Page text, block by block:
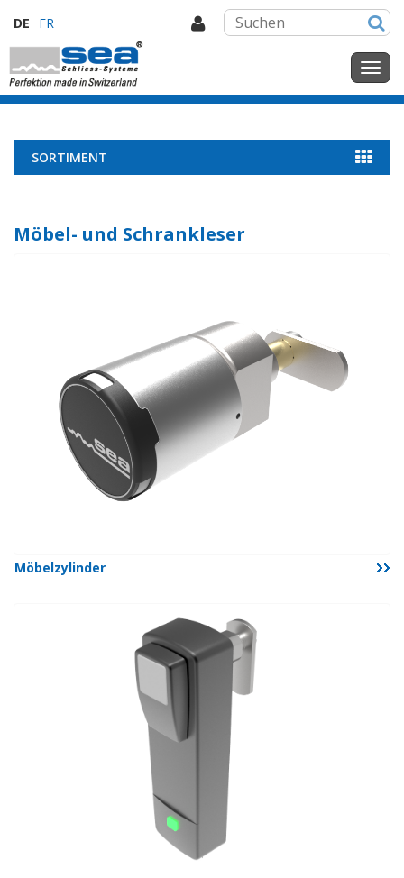
DE FR
SORTIMENT
Möbel- und Schrankleser
Möbelzylinder